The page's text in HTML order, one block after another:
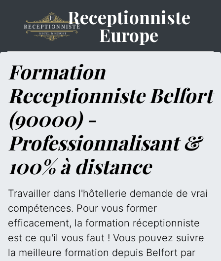
Receptionniste
Europe
Formation
Receptionniste Belfort
(90000) -
Professionnalisant &
100% à distance
Travailler dans l'hôtellerie demande de vrai
compétences. Pour vous former
efficacement, la formation réceptionniste
est ce qu'il vous faut ! Vous pouvez suivre
la meilleure formation depuis Belfort par